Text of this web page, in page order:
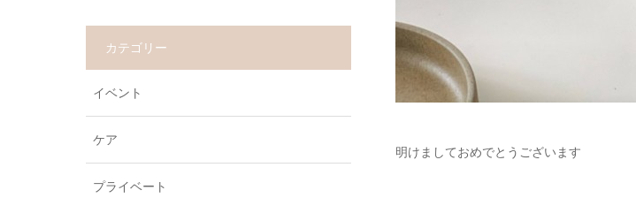
明けましておめでとうございます
カテゴリー
イベント
ケア
プライベート